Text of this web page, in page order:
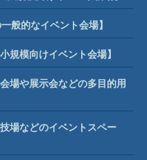
般的なイベント会場】
模向けイベント会場】
場や展示会などの多目的用
場などのイベントスペー